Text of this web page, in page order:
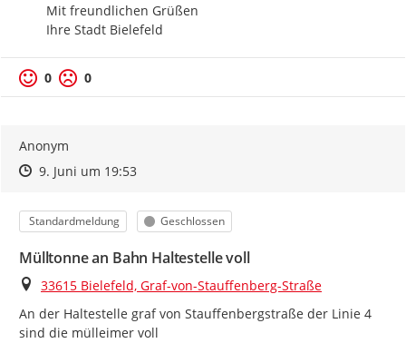
Mit freundlichen Grüßen
Ihre Stadt Bielefeld
0 0
Anonym
Zeitpunkt des Erstellens
Zeitpunkt des Erstellens
9. Juni um 19:53Zur Äußerung
Kategorie
Standardmeldung Status
Geschlossen
Mülltonne an Bahn Haltestelle voll
Ort
33615 Bielefeld, Graf-von-Stauffenberg-Straße
An der Haltestelle graf von Stauffenbergstraße der Linie 4
sind die mülleimer voll